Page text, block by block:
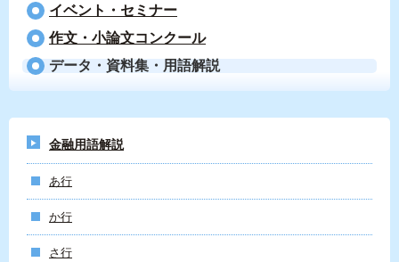
イベント・セミナー
作文・小論文コンクール
データ・資料集・用語解説
金融用語解説
あ行
か行
さ行